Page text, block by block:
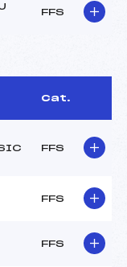
FFS
Cat.
FFS
FFS
FFS